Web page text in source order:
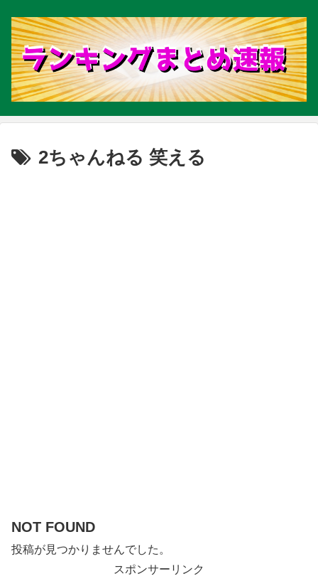
2ちゃんねる 笑える
NOT FOUND
投稿が見つかりませんでした。
スポンサーリンク